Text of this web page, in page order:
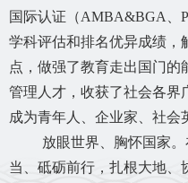
国际认证（AMBA&BGA、
学科评估和排名优异成绩，
点，做强了教育走出国门的
管理人才，收获了社会各界
成为青年人、企业家、社会
放眼世界、胸怀国家
当、砥砺前行，扎根大地、